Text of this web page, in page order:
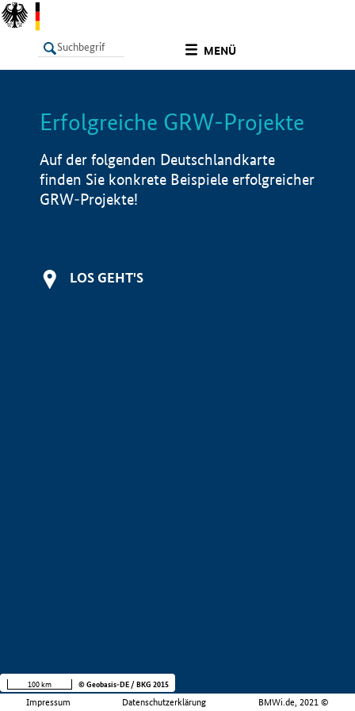
MENÜ
LISTE Info
Erfolgreiche GRW-Projekte
Auf der folgenden Deutschlandkarte
finden Sie konkrete Beispiele erfolgreicher
GRW-Projekte!
LOS GEHT'S
Impressum Datenschutzerklärung BMWi.de, 2021 ©
100 km © Geobasis-DE / BKG 2015